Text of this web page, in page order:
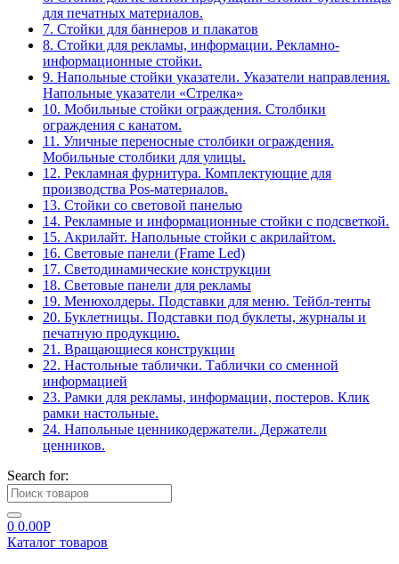
для печатных материалов.
7. Стойки для баннеров и плакатов
8. Стойки для рекламы, информации. Рекламно-
информационные стойки.
9. Напольные стойки указатели. Указатели направления.
Напольные указатели «Стрелка»
10. Мобильные стойки ограждения. Столбики
ограждения с канатом.
11. Уличные переносные столбики ограждения.
Мобильные столбики для улицы.
12. Рекламная фурнитура. Комплектующие для
производства Pos-материалов.
13. Стойки со световой панелью
14. Рекламные и информационные стойки с подсветкой.
15. Акрилайт. Напольные стойки с акрилайтом.
16. Световые панели (Frame Led)
17. Светодинамические конструкции
18. Световые панели для рекламы
19. Менюхолдеры. Подставки для меню. Тейбл-тенты
20. Буклетницы. Подставки под буклеты, журналы и
печатную продукцию.
21. Вращающиеся конструкции
22. Настольные таблички. Таблички со сменной
информацией
23. Рамки для рекламы, информации, постеров. Клик
рамки настольные.
24. Напольные ценникодержатели. Держатели
ценников.
Search for:
0 0.00Р
Каталог товаров